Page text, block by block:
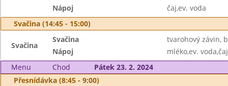
Nápoj
čaj,ev. voda
Svačina (14:45 - 15:00)
Svačina
Svačina
tvarohový závin,
Nápoj
mléko,ev. voda,čaj
Menu
Chod
Pátek 23. 2. 2024
Přesnídávka (8:45 - 9:00)